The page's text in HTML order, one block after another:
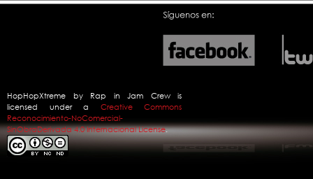
HopHopXtreme by Rap in Jam Crewis
licensed under a Creative Commons
Reconocimiento-NoComercial-
SinObraDerivada 4.0 Internacional License.